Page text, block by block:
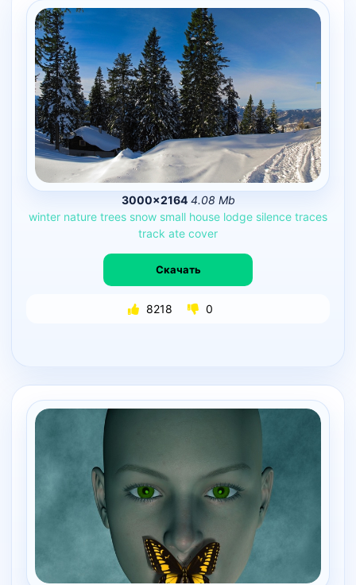
3000×2164 4.08 Mb
winter nature trees snow small house lodge silence traces
track ate cover
Скачать
8218 0